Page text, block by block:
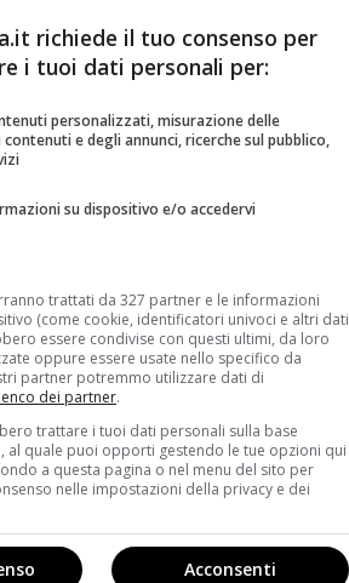
Ciné di Riccione su opere prime
e genere
Il cinema italiano opere prime
ricambio generazionale e
Leggi di più
Anteprime
richiede il tuo consenso per
i tuoi dati personali per:
personalizzati, misurazione delle
e degli annunci, ricerche sul pubblico,
su dispositivo e/o accedervi
trattati da 327 partner e le informazioni
(come cookie, identificatori univoci e altri dati
essere condivise con questi ultimi, da loro
oppure essere usate nello specifico da
partner potremmo utilizzare dati di
dei partner.
trattare i tuoi dati personali sulla base
al quale puoi opporti gestendo le tue opzioni qui
a questa pagina o nel menu del sito per
nelle impostazioni della privacy e dei
Acconsenti